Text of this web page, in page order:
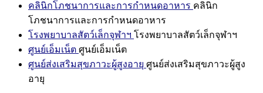
คลินิกโภชนาการและการกำหนดอาหาร คลินิก
โภชนาการและการกำหนดอาหาร
โรงพยาบาลสัตว์เล็กจุฬาฯ โรงพยาบาลสัตว์เล็กจุฬาฯ
ศูนย์เอ็มเน็ต ศูนย์เอ็มเน็ต
ศูนย์ส่งเสริมสุขภาวะผู้สูงอายุ ศูนย์ส่งเสริมสุขภาวะผู้สูง
อายุ